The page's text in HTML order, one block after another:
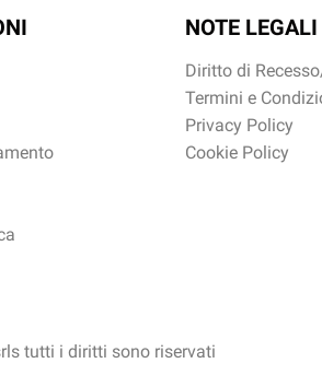
NOTE LEGALI
Diritto di
Termini e
Privacy Policy
Cookie Policy
tutti i diritti sono riservati